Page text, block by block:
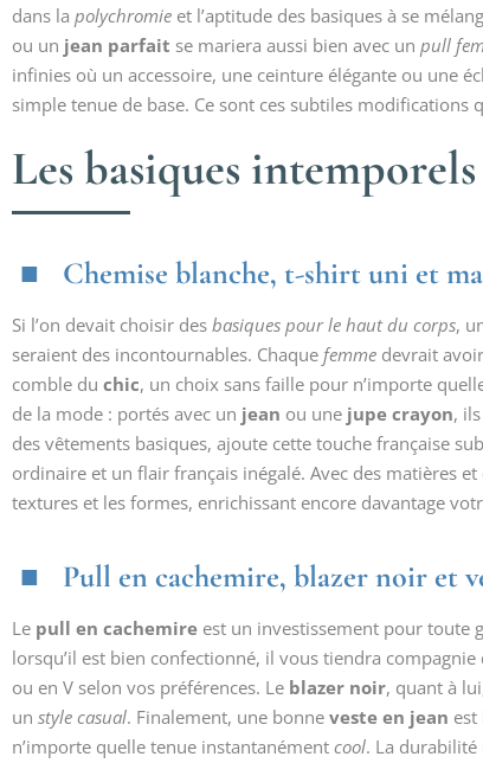
dans la polychromie et l’aptitude des basiques à se
ou un jean parfait se mariera aussi bien avec un pull
infinies où un accessoire, une ceinture élégante ou une
simple tenue de base. Ce sont ces subtiles
Les basiques
Chemise blanche, t-shirt uni et
Si l’on devait choisir des basiques pour le haut du corps,
seraient des incontournables. Chaque femme devrait
comble du chic, un choix sans faille pour n’importe
de la mode : portés avec un jean ou une jupe crayon,
des vêtements basiques, ajoute cette touche française
ordinaire et un flair français inégalé. Avec des matières
textures et les formes, enrichissant encore davantage
Pull en cachemire, blazer noir et
Le pull en cachemire est un investissement pour toute
lorsqu’il est bien confectionné, il vous tiendra
ou en V selon vos préférences. Le blazer noir, quant à
un style casual. Finalement, une bonne veste en jean
n’importe quelle tenue instantanément cool. La